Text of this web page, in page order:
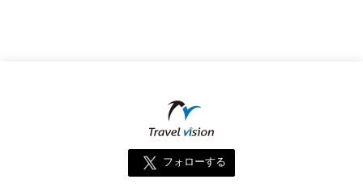
フォローする